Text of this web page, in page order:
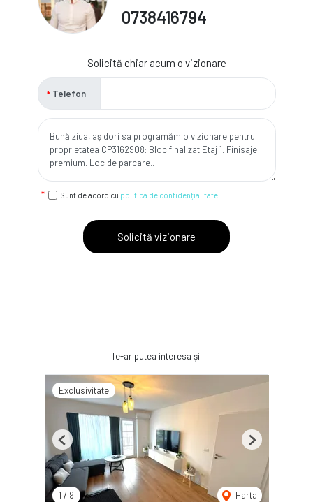
0738416794
Solicită chiar acum o vizionare
Telefon
Sunt de acord cu politica de confidențialitate
Solicită vizionare
Te-ar putea interesa și:
Exclusivitate
1 / 9 Harta
Previous Next